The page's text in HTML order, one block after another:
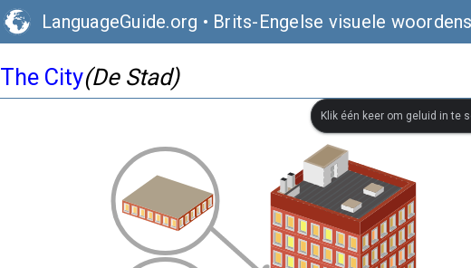
LanguageGuide.org • Brits-Engelse visuele
The City(De Stad)
Klik één keer om geluid in te